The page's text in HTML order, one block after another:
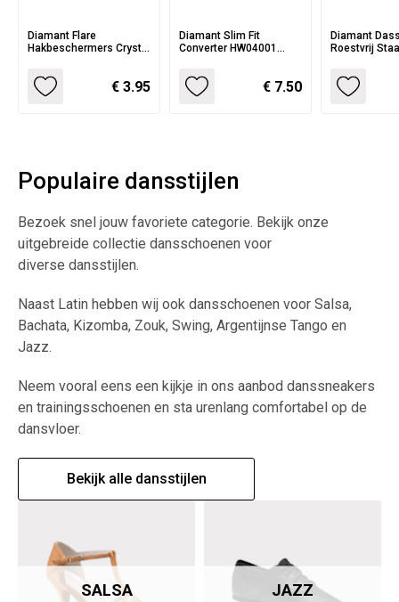
Diamant Flare
Hakbeschermers Crystal
€ 3.95
Diamant Slim Fit
Converter HW04001
€ 7.50
Diamant
Roestvrij
Populaire dansstijlen
Bezoek snel jouw favoriete categorie. Bekijk onze
uitgebreide collectie dansschoenen voor
diverse dansstijlen.
Naast Latin hebben wij ook dansschoenen voor Salsa,
Bachata, Kizomba, Zouk, Swing, Argentijnse Tango en
Jazz.
Neem vooral eens een kijkje in ons aanbod danssneakers
en trainingsschoenen en sta urenlang comfortabel op de
dansvloer.
Bekijk alle dansstijlen
SALSA JAZZ